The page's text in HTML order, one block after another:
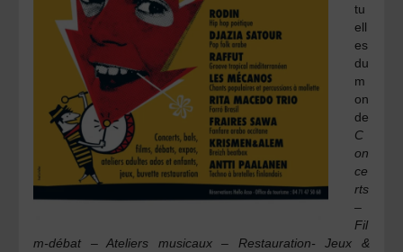
tu
ell
es
du
m
on
de
C
on
ce
rts
–
Fil
m-débat – Ateliers musicaux – Restauration- Jeux &